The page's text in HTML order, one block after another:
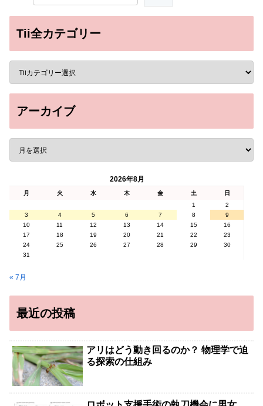
Tii全カテゴリー
アーカイブ
2026年8月
月 火 水 木 金 土
日
1
2
3
4 5 6 7 8
9
10
11 12 13 14 15
16
17
18 19 20 21 22
23
24
25 26 27 28 29
30
31
« 7月
最近の投稿
アリはどう動き回るのか？ 物理学で迫
る探索の仕組み